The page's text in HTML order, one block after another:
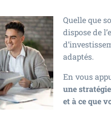
Quelle que
dispose de
adaptés.
En vous
une
et à ce que